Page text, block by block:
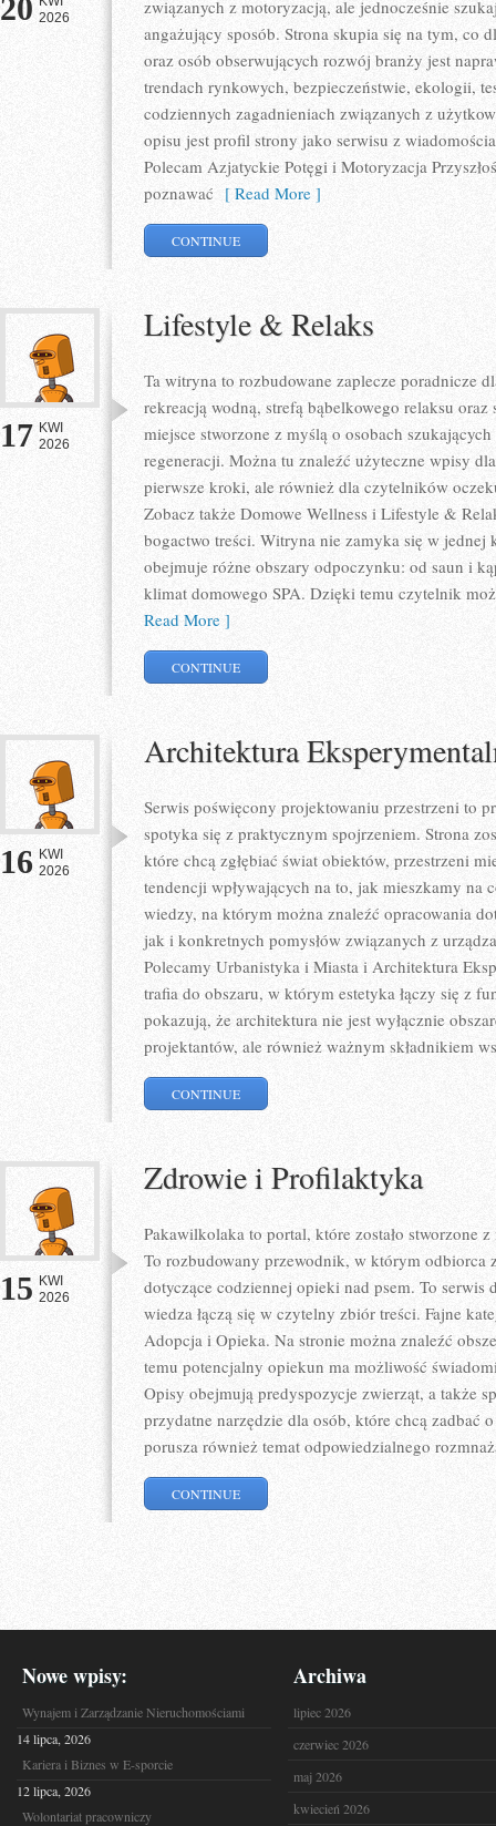
20 2026
związanych z motoryzacją, ale jednocześnie
angażujący sposób. Strona skupia się na tym, co
oraz osób obserwujących rozwój branży jest
trendach rynkowych, bezpieczeństwie, ekologii,
codziennych zagadnieniach związanych z
opisu jest profil strony jako serwisu z
Polecam Azjatyckie Potęgi i Motoryzacja
poznawać [ Read More ]
CONTINUE
17 KWI
2026
Lifestyle & Relaks
Ta witryna to rozbudowane zaplecze poradnicze
rekreacją wodną, strefą bąbelkowego relaksu
miejsce stworzone z myślą o osobach
regeneracji. Można tu znaleźć użyteczne wpisy
pierwsze kroki, ale również dla czytelników
Zobacz także Domowe Wellness i Lifestyle &
bogactwo treści. Witryna nie zamyka się w jednej
obejmuje różne obszary odpoczynku: od saun i
klimat domowego SPA. Dzięki temu czytelnik
Read More ]
CONTINUE
16 KWI
2026
Architektura
Serwis poświęcony projektowaniu przestrzeni to
spotyka się z praktycznym spojrzeniem. Strona
które chcą zgłębiać świat obiektów, przestrzeni
tendencji wpływających na to, jak mieszkamy na
wiedzy, na którym można znaleźć opracowania
jak i konkretnych pomysłów związanych z
Polecamy Urbanistyka i Miasta i Architektura
trafia do obszaru, w którym estetyka łączy się z
pokazują, że architektura nie jest wyłącznie
projektantów, ale również ważnym składnikiem
CONTINUE
15 KWI
2026
Zdrowie i Profilaktyka
Pakawilkolaka to portal, które zostało stworzone
To rozbudowany przewodnik, w którym odbiorca
dotyczące codziennej opieki nad psem. To serwis
wiedza łączą się w czytelny zbiór treści. Fajne
Adopcja i Opieka. Na stronie można znaleźć
temu potencjalny opiekun ma możliwość
Opisy obejmują predyspozycje zwierząt, a także
przydatne narzędzie dla osób, które chcą zadbać
porusza również temat odpowiedzialnego
CONTINUE
Nowe wpisy:
Wynajem i Zarządzanie Nieruchomościami
14 lipca, 2026
Kariera i Biznes w E-sporcie
12 lipca, 2026
Wolontariat pracowniczy
Archiwa
lipiec 2026
czerwiec 2026
maj 2026
kwiecień 2026